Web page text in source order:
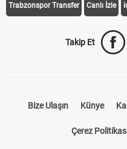
Trabzonspor Transfer Canlı İzle
Takip Et
Bize Ulaşın Künye
Çerez